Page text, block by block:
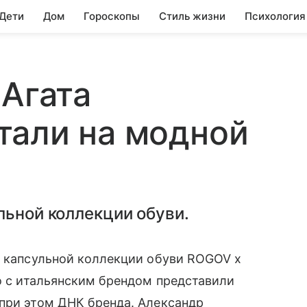
Дом Гороскопы Стиль жизни Психология
на модной
коллекции обуви.
коллекции обуви ROGOV x
итальянским брендом представили
этом ДНК бренда. Александр